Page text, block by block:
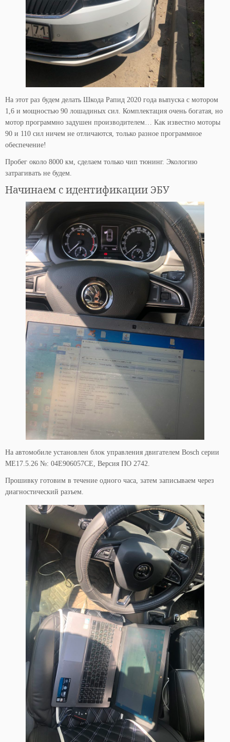
На этот раз будем делать Шкода Рапид 2020 года выпуска с мотором
1,6 и мощностью 90 лошадиных сил. Комплектация очень богатая, но
мотор программно задушен производителем… Как известно моторы
90 и 110 сил ничем не отличаются, только разное программное
обеспечение!
Пробег около 8000 км, сделаем только чип тюнинг. Экологию
затрагивать не будем.
Начинаем с идентификации ЭБУ
На автомобиле установлен блок управления двигателем Bosch серии
ME17.5.26 №: 04E906057CE, Версия ПО 2742.
Прошивку готовим в течение одного часа, затем записываем через
диагностический разъем.